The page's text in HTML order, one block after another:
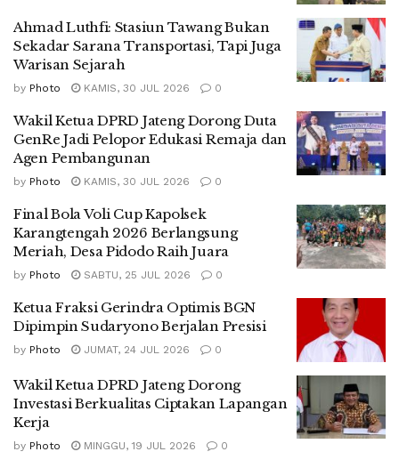
Ahmad Luthfi: Stasiun Tawang Bukan
Sekadar Sarana Transportasi, Tapi Juga
Warisan Sejarah
by Photo KAMIS, 30 JUL 2026 0
Wakil Ketua DPRD Jateng Dorong Duta
GenRe Jadi Pelopor Edukasi Remaja dan
Agen Pembangunan
by Photo KAMIS, 30 JUL 2026 0
Final Bola Voli Cup Kapolsek
Karangtengah 2026 Berlangsung
Meriah, Desa Pidodo Raih Juara
by Photo SABTU, 25 JUL 2026 0
Ketua Fraksi Gerindra Optimis BGN
Dipimpin Sudaryono Berjalan Presisi
by Photo JUMAT, 24 JUL 2026 0
Wakil Ketua DPRD Jateng Dorong
Investasi Berkualitas Ciptakan Lapangan
Kerja
by Photo MINGGU, 19 JUL 2026 0